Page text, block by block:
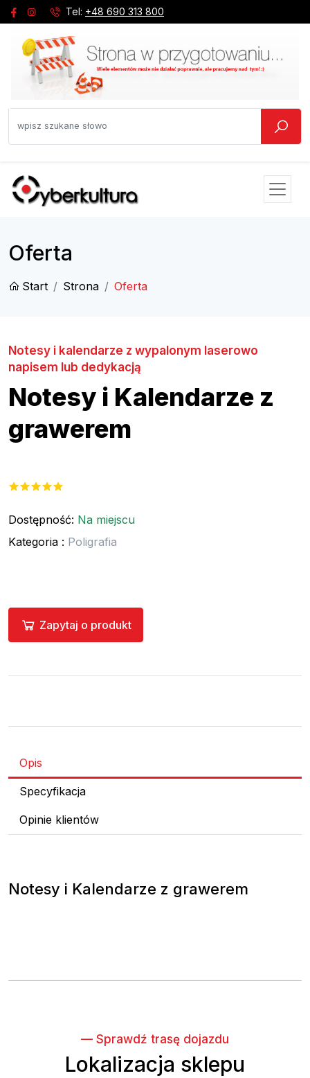
Tel: +48 690 313 800
Oferta
Start Strona Oferta
Notesy i kalendarze z wypalonym laserowo
napisem lub dedykacją
Notesy i Kalendarze z
grawerem
Dostępność: Na miejscu
Kategoria : Poligrafia
Zapytaj o produkt
Opis
Specyfikacja
Opinie klientów
Notesy i Kalendarze z grawerem
— Sprawdź trasę dojazdu
Lokalizacja sklepu